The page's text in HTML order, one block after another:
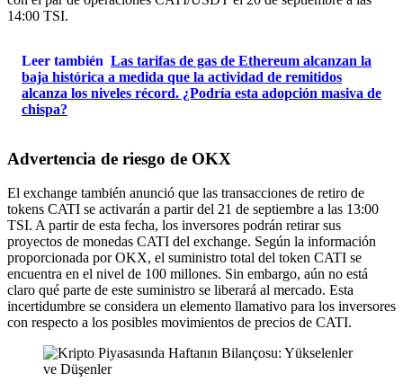
14:00 TSI.
Leer también Las tarifas de gas de Ethereum alcanzan la
baja histórica a medida que la actividad de remitidos
alcanza los niveles récord. ¿Podría esta adopción masiva de
chispa?
Advertencia de riesgo de OKX
El exchange también anunció que las transacciones de retiro de
tokens CATI se activarán a partir del 21 de septiembre a las 13:00
TSI. A partir de esta fecha, los inversores podrán retirar sus
proyectos de monedas CATI del exchange. Según la información
proporcionada por OKX, el suministro total del token CATI se
encuentra en el nivel de 100 millones. Sin embargo, aún no está
claro qué parte de este suministro se liberará al mercado. Esta
incertidumbre se considera un elemento llamativo para los inversores
con respecto a los posibles movimientos de precios de CATI.